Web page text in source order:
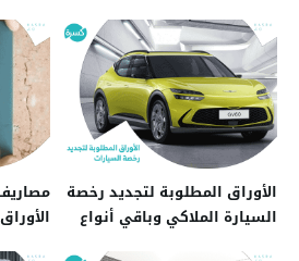
الأوراق المطلوبة لتجديد رخصة
السيارة الملاكي وباقي أنواع